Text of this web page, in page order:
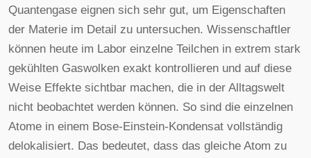
Quantengase eignen sich sehr gut, um Eigenschaften
der Materie im Detail zu untersuchen. Wissenschaftler
können heute im Labor einzelne Teilchen in extrem stark
gekühlten Gaswolken exakt kontrollieren und auf diese
Weise Effekte sichtbar machen, die in der Alltagswelt
nicht beobachtet werden können. So sind die einzelnen
Atome in einem Bose-Einstein-Kondensat vollständig
delokalisiert. Das bedeutet, dass das gleiche Atom zu